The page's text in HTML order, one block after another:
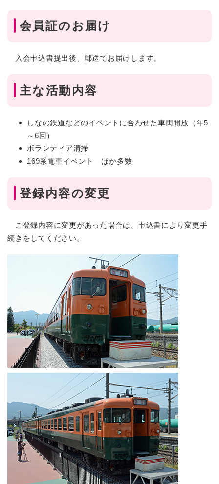
会員証のお届け
入会申込書提出後、郵送でお届けします。
主な活動内容
しなの鉄道などのイベントに合わせた車両開放（年5
～6回）
ボランティア清掃
169系電車イベント ほか多数
登録内容の変更
ご登録内容に変更があった場合は、申込書により変更手
続きをしてください。